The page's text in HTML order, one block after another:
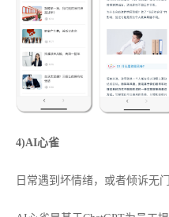
4)AI心雀
日常遇到坏情绪，或者倾诉无